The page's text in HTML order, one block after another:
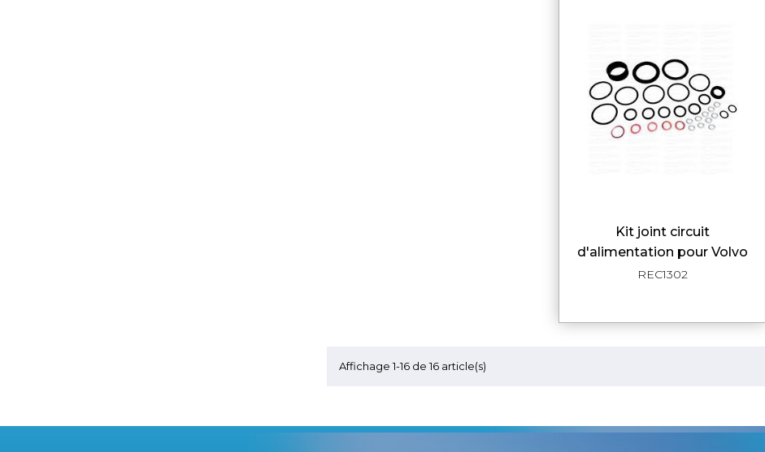
APERÇU RAPIDE
Kit joint circuit
d'alimentation pour Volvo
REC1302
Affichage 1-16 de 16 article(s)